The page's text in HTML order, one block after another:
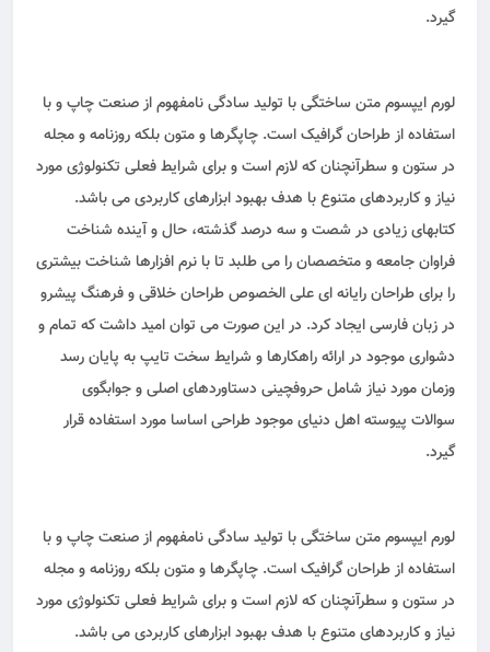
گیرد.
لورم ایپسوم متن ساختگی با تولید سادگی نامفهوم از صنعت چاپ و با
استفاده از طراحان گرافیک است. چاپگرها و متون بلکه روزنامه و مجله
در ستون و سطرآنچنان که لازم است و برای شرایط فعلی تکنولوژی مورد
نیاز و کاربردهای متنوع با هدف بهبود ابزارهای کاربردی می باشد.
کتابهای زیادی در شصت و سه درصد گذشته، حال و آینده شناخت
فراوان جامعه و متخصصان را می طلبد تا با نرم افزارها شناخت بیشتری
را برای طراحان رایانه ای علی الخصوص طراحان خلاقی و فرهنگ پیشرو
در زبان فارسی ایجاد کرد. در این صورت می توان امید داشت که تمام و
دشواری موجود در ارائه راهکارها و شرایط سخت تایپ به پایان رسد
وزمان مورد نیاز شامل حروفچینی دستاوردهای اصلی و جوابگوی
سوالات پیوسته اهل دنیای موجود طراحی اساسا مورد استفاده قرار
گیرد.
لورم ایپسوم متن ساختگی با تولید سادگی نامفهوم از صنعت چاپ و با
استفاده از طراحان گرافیک است. چاپگرها و متون بلکه روزنامه و مجله
در ستون و سطرآنچنان که لازم است و برای شرایط فعلی تکنولوژی مورد
نیاز و کاربردهای متنوع با هدف بهبود ابزارهای کاربردی می باشد.